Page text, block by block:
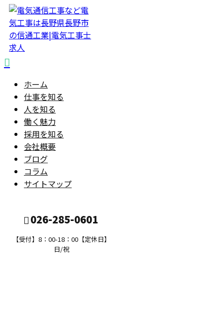
ホーム
仕事を知る
人を知る
働く魅力
採用を知る
会社概要
ブログ
コラム
サイトマップ
026-285-0601
【受付】8：00-18：00【定休日】
日/祝